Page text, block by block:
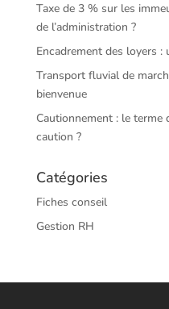
Taxe de 3 % sur les
de l’administration ?
Encadrement des loyers :
Transport fluvial de
bienvenue
Cautionnement : le terme
caution ?
Catégories
Fiches conseil
Gestion RH